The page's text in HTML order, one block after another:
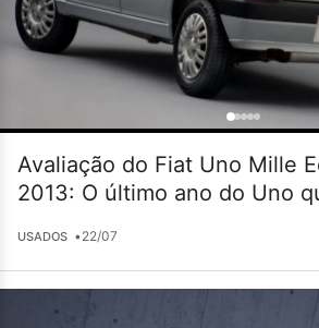
Avaliação do Fiat Uno Mille
2013: O último ano do Uno
USADOS •22/07